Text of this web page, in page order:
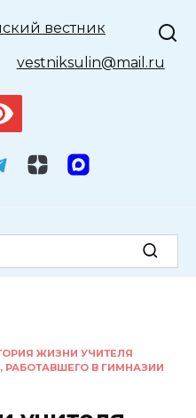
vestniksulin@mail.ru
ЖИЗНИ УЧИТЕЛЯ
В ГИМНАЗИИ